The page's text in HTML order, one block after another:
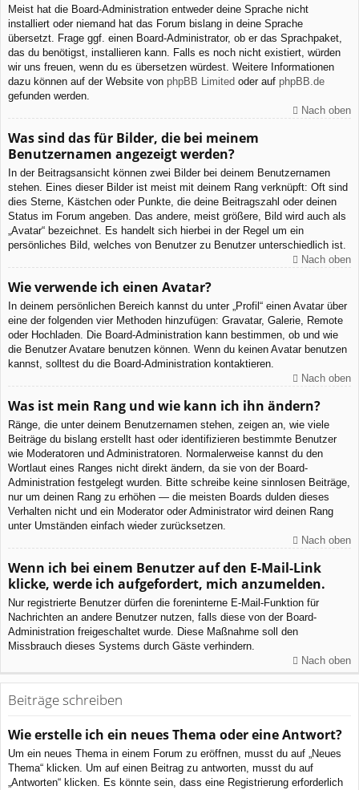
Meist hat die Board-Administration entweder deine Sprache nicht
installiert oder niemand hat das Forum bislang in deine Sprache
übersetzt. Frage ggf. einen Board-Administrator, ob er das Sprachpaket,
das du benötigst, installieren kann. Falls es noch nicht existiert, würden
wir uns freuen, wenn du es übersetzen würdest. Weitere Informationen
dazu können auf der Website von phpBB Limited oder auf phpBB.de
gefunden werden.
Nach oben
Was sind das für Bilder, die bei meinem
Benutzernamen angezeigt werden?
In der Beitragsansicht können zwei Bilder bei deinem Benutzernamen
stehen. Eines dieser Bilder ist meist mit deinem Rang verknüpft: Oft sind
dies Sterne, Kästchen oder Punkte, die deine Beitragszahl oder deinen
Status im Forum angeben. Das andere, meist größere, Bild wird auch als
„Avatar“ bezeichnet. Es handelt sich hierbei in der Regel um ein
persönliches Bild, welches von Benutzer zu Benutzer unterschiedlich ist.
Nach oben
Wie verwende ich einen Avatar?
In deinem persönlichen Bereich kannst du unter „Profil“ einen Avatar über
eine der folgenden vier Methoden hinzufügen: Gravatar, Galerie, Remote
oder Hochladen. Die Board-Administration kann bestimmen, ob und wie
die Benutzer Avatare benutzen können. Wenn du keinen Avatar benutzen
kannst, solltest du die Board-Administration kontaktieren.
Nach oben
Was ist mein Rang und wie kann ich ihn ändern?
Ränge, die unter deinem Benutzernamen stehen, zeigen an, wie viele
Beiträge du bislang erstellt hast oder identifizieren bestimmte Benutzer
wie Moderatoren und Administratoren. Normalerweise kannst du den
Wortlaut eines Ranges nicht direkt ändern, da sie von der Board-
Administration festgelegt wurden. Bitte schreibe keine sinnlosen Beiträge,
nur um deinen Rang zu erhöhen — die meisten Boards dulden dieses
Verhalten nicht und ein Moderator oder Administrator wird deinen Rang
unter Umständen einfach wieder zurücksetzen.
Nach oben
Wenn ich bei einem Benutzer auf den E-Mail-Link
klicke, werde ich aufgefordert, mich anzumelden.
Nur registrierte Benutzer dürfen die foreninterne E-Mail-Funktion für
Nachrichten an andere Benutzer nutzen, falls diese von der Board-
Administration freigeschaltet wurde. Diese Maßnahme soll den
Missbrauch dieses Systems durch Gäste verhindern.
Nach oben
Beiträge schreiben
Wie erstelle ich ein neues Thema oder eine Antwort?
Um ein neues Thema in einem Forum zu eröffnen, musst du auf „Neues
Thema“ klicken. Um auf einen Beitrag zu antworten, musst du auf
„Antworten“ klicken. Es könnte sein, dass eine Registrierung erforderlich